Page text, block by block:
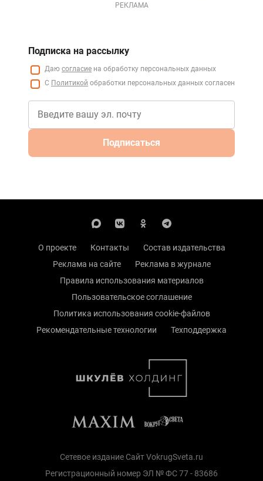
РЕКЛАМА
Подписка на рассылку
Даю согласие на обработку персональных данных
С Политикой обработки персональных данных согласен
Подписаться
О проекте Контакты
Состав издательства
Реклама на сайте
Реклама в журнале
Правила использования материалов
Пользовательское соглашение
Политика использования cookie-файлов
Рекомендательные технологии
Техподдержка
Сетевое издание Сайт VokrugSveta.ru
Регистрационный номер ЭЛ № ФС 77 - 83686